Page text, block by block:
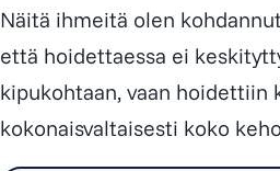
Näitä ihmeitä olen
että hoidettaessa ei
kipukohtaan, vaan hoidettiin
kokonaisvaltaisesti koko